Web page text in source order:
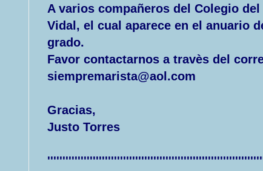
A varios compañeros del Colegio
Vidal, el cual aparece en el anuario
grado.
Favor contactarnos a travès del
siempremarista@aol.com
Gracias,
Justo Torres